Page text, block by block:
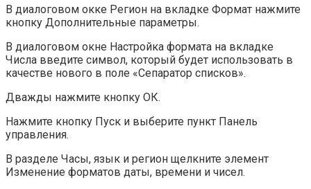
В диалоговом окке Регион на вкладке Формат нажмите
кнопку Дополнительные параметры.
В диалоговом окне Настройка формата на вкладке
Числа введите символ, который будет использовать в
качестве нового в поле «Сепаратор списков».
Дважды нажмите кнопку ОК.
Нажмите кнопку Пуск и выберите пункт Панель
управления.
В разделе Часы, язык и регион щелкните элемент
Изменение форматов даты, времени и чисел.